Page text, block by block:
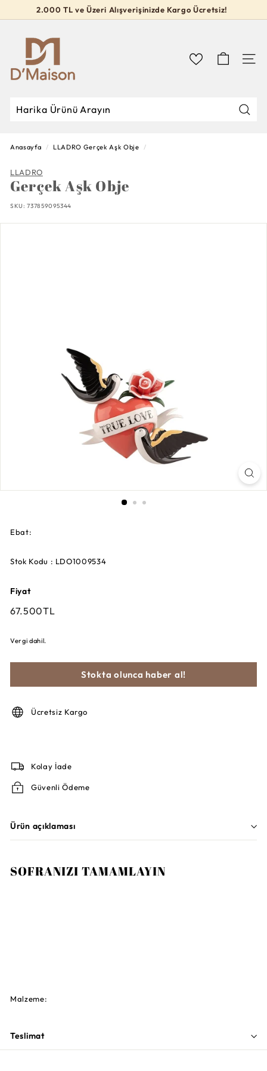
Slideshow
2.000 TL ve Üzeri Alışverişinizde Kargo Ücretsiz!
D’M
i
s
n
Anasayfa / LLADRO Gerçek Aşk Obje /
LLADRO
Gerçek Aşk Obje
SKU:737859095344
Ebat:
Stok Kodu : LDO1009534
Fiyat
Fiyat
67.500TL67.500TL
Vergi dahil.
Stokta olunca haber al!
Ücretsiz Kargo
Kolay İade
Güvenli Ödeme
Ürün açıklaması
SOFRANIZI TAMAMLAYIN
Malzeme:
Teslimat